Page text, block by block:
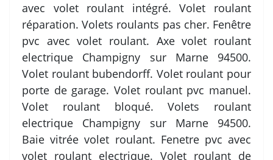
avec volet roulant intégré. Volet roulant
réparation. Volets roulants pas cher. Fenêtre
pvc avec volet roulant. Axe volet roulant
electrique Champigny sur Marne 94500.
Volet roulant bubendorff. Volet roulant pour
porte de garage. Volet roulant pvc manuel.
Volet roulant bloqué. Volets roulant
electrique Champigny sur Marne 94500.
Baie vitrée volet roulant. Fenetre pvc avec
volet roulant electrique. Volet roulant de